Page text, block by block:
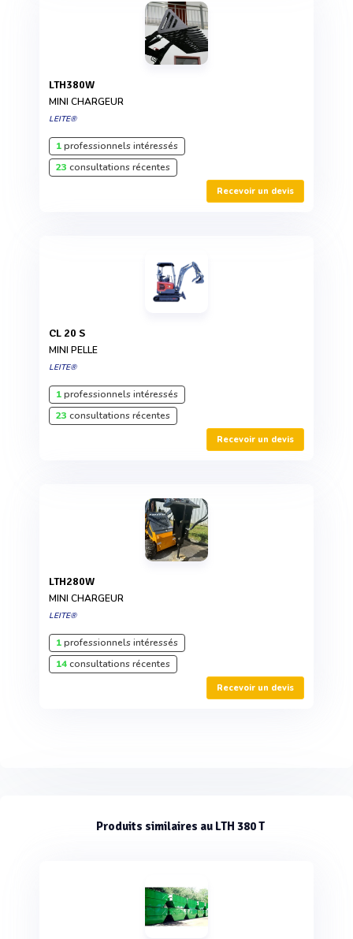
LTH380W
MINI CHARGEUR
LEITE®
1professionnels intéressés
23 consultations récentes
Recevoir un devis
CL 20 S
MINI PELLE
LEITE®
1professionnels intéressés
23 consultations récentes
Recevoir un devis
LTH280W
MINI CHARGEUR
LEITE®
1professionnels intéressés
14consultations récentes
Recevoir un devis
Produits similaires au LTH 380 T